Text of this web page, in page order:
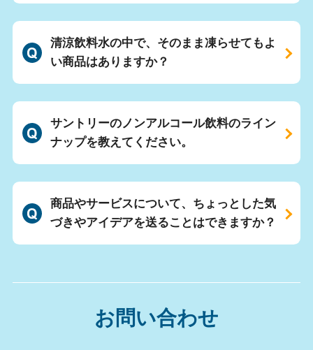
清涼飲料水の中で、そのまま凍らせてもよ
い商品はありますか？
サントリーのノンアルコール飲料のライン
ナップを教えてください。
商品やサービスについて、ちょっとした気
づきやアイデアを送ることはできますか？
お問い合わせ